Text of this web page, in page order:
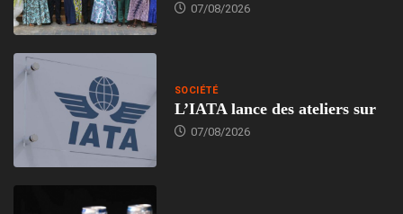
07/08/2026
SOCIÉTÉ
L’IATA lance des ateliers sur
07/08/2026